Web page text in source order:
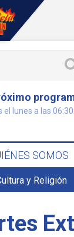
el lunes a las
SOMOS
y Religión